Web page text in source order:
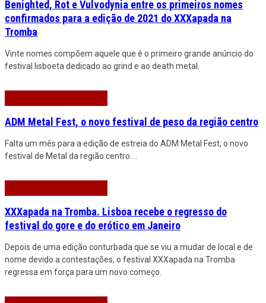
Benighted, Rot e Vulvodynia entre os primeiros nomes
confirmados para a edição de 2021 do XXXapada na
Tromba
Vinte nomes compõem aquele que é o primeiro grande anúncio do
festival lisboeta dedicado ao grind e ao death metal.
ADM Metal Fest, o novo festival de peso da região centro
Falta um mês para a edição de estreia do ADM Metal Fest, o novo
festival de Metal da região centro.
XXXapada na Tromba. Lisboa recebe o regresso do
festival do gore e do erótico em Janeiro
Depois de uma edição conturbada que se viu a mudar de local e de
nome devido a contestações, o festival XXXapada na Tromba
regressa em força para um novo começo.